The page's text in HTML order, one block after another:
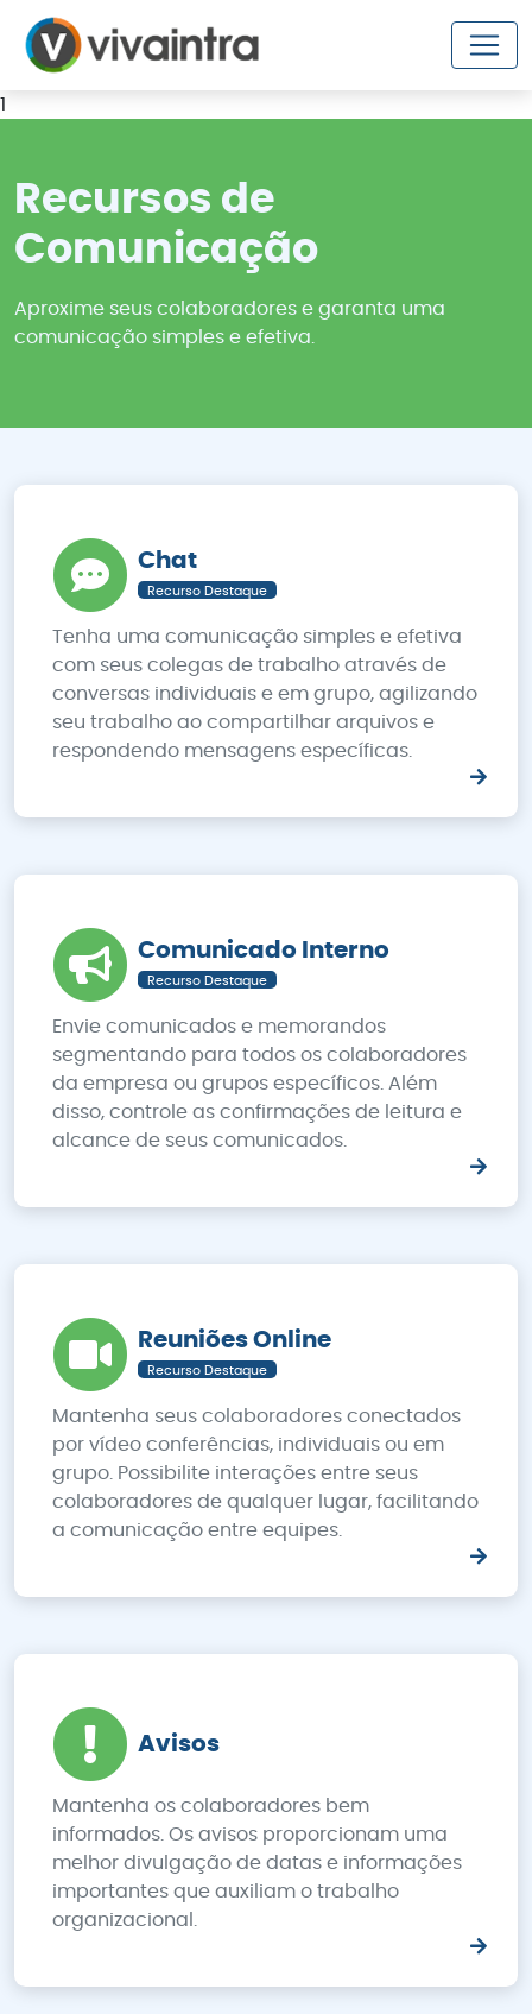
1
Recursos de
Comunicação
Aproxime seus colaboradores e garanta uma
comunicação simples e efetiva.
Chat
Recurso Destaque
Tenha uma comunicação simples e efetiva
com seus colegas de trabalho através de
conversas individuais e em grupo, agilizando
seu trabalho ao compartilhar arquivos e
respondendo mensagens específicas.
Comunicado Interno
Recurso Destaque
Envie comunicados e memorandos
segmentando para todos os colaboradores
da empresa ou grupos específicos. Além
disso, controle as confirmações de leitura e
alcance de seus comunicados.
Reuniões Online
Recurso Destaque
Mantenha seus colaboradores conectados
por vídeo conferências, individuais ou em
grupo. Possibilite interações entre seus
colaboradores de qualquer lugar, facilitando
a comunicação entre equipes.
Avisos
Mantenha os colaboradores bem
informados. Os avisos proporcionam uma
melhor divulgação de datas e informações
importantes que auxiliam o trabalho
organizacional.